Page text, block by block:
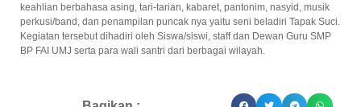
keahlian berbahasa asing, tari-tarian, kabaret, pantonim, nasyid, musik
perkusi/band, dan penampilan puncak nya yaitu seni beladiri Tapak Suci.
Kegiatan tersebut dihadiri oleh Siswa/siswi, staff dan Dewan Guru SMP
BP FAI UMJ serta para wali santri dari berbagai wilayah.